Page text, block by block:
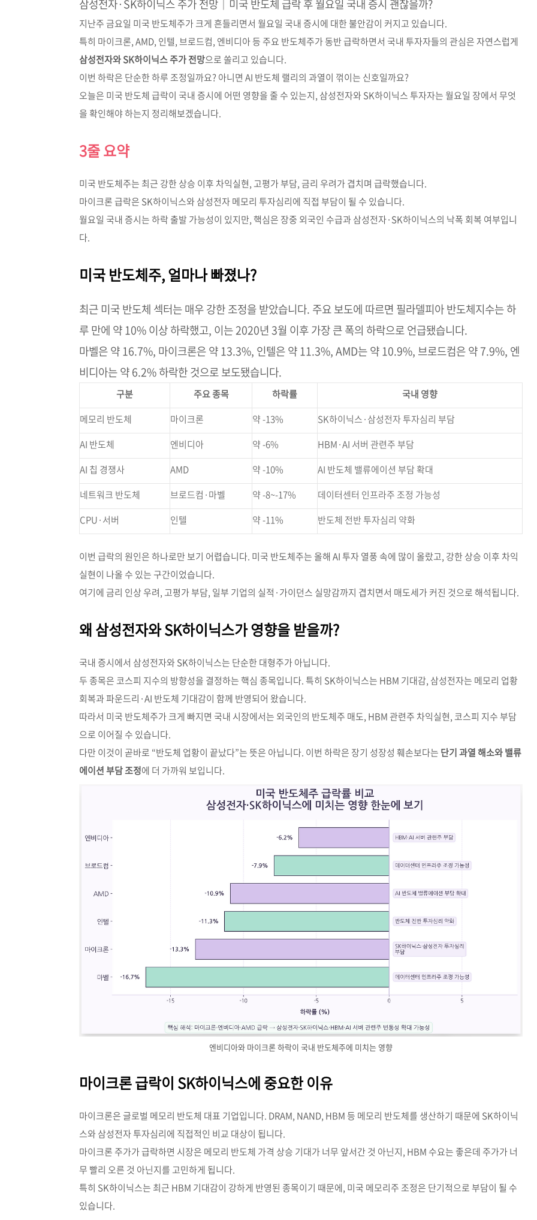
삼성전자·SK하이닉스 주가 전망｜미국 반도체 급락 후 월요일 국내 증시 괜찮을까?
지난주 금요일 미국 반도체주가 크게 흔들리면서 월요일 국내 증시에 대한 불안감이 커지고 있습니다.
특히 마이크론, AMD, 인텔, 브로드컴, 엔비디아 등 주요 반도체주가 동반 급락하면서 국내 투자자들의 관심은 자연스럽게
삼성전자와 SK하이닉스 주가 전망으로 쏠리고 있습니다.
이번 하락은 단순한 하루 조정일까요? 아니면 AI 반도체 랠리의 과열이 꺾이는 신호일까요?
오늘은 미국 반도체 급락이 국내 증시에 어떤 영향을 줄 수 있는지, 삼성전자와 SK하이닉스 투자자는 월요일 장에서 무엇
을 확인해야 하는지 정리해보겠습니다.
3줄 요약
미국 반도체주는 최근 강한 상승 이후 차익실현, 고평가 부담, 금리 우려가 겹치며 급락했습니다.
마이크론 급락은 SK하이닉스와 삼성전자 메모리 투자심리에 직접 부담이 될 수 있습니다.
월요일 국내 증시는 하락 출발 가능성이 있지만, 핵심은 장중 외국인 수급과 삼성전자·SK하이닉스의 낙폭 회복 여부입니
다.
미국 반도체주, 얼마나 빠졌나?
최근 미국 반도체 섹터는 매우 강한 조정을 받았습니다. 주요 보도에 따르면 필라델피아 반도체지수는 하
루 만에 약 10% 이상 하락했고, 이는 2020년 3월 이후 가장 큰 폭의 하락으로 언급됐습니다.
마벨은 약 16.7%, 마이크론은 약 13.3%, 인텔은 약 11.3%, AMD는 약 10.9%, 브로드컴은 약 7.9%, 엔
비디아는 약 6.2% 하락한 것으로 보도됐습니다.
구분 주요 종목 하락률
국내 영향
메모리 반도체
마이크론 약 -13%
SK하이닉스·삼성전자 투자심리 부담
AI 반도체
엔비디아 약 -6%
HBM·AI 서버 관련주 부담
AI 칩 경쟁사
AMD 약 -10%
AI 반도체 밸류에이션 부담 확대
네트워크 반도체
브로드컴·마벨 약 -8~-17%
데이터센터 인프라주 조정 가능성
CPU·서버
인텔 약 -11% 반도체 전반 투자심리 약화
이번 급락의 원인은 하나로만 보기 어렵습니다. 미국 반도체주는 올해 AI 투자 열풍 속에 많이 올랐고, 강한 상승 이후 차익
실현이 나올 수 있는 구간이었습니다.
여기에 금리 인상 우려, 고평가 부담, 일부 기업의 실적·가이던스 실망감까지 겹치면서 매도세가 커진 것으로 해석됩니다.
왜 삼성전자와 SK하이닉스가 영향을 받을까?
국내 증시에서 삼성전자와 SK하이닉스는 단순한 대형주가 아닙니다.
두 종목은 코스피 지수의 방향성을 결정하는 핵심 종목입니다. 특히 SK하이닉스는 HBM 기대감, 삼성전자는 메모리 업황
회복과 파운드리·AI 반도체 기대감이 함께 반영되어 왔습니다.
따라서 미국 반도체주가 크게 빠지면 국내 시장에서는 외국인의 반도체주 매도, HBM 관련주 차익실현, 코스피 지수 부담
으로 이어질 수 있습니다.
다만 이것이 곧바로 “반도체 업황이 끝났다”는 뜻은 아닙니다. 이번 하락은 장기 성장성 훼손보다는 단기 과열 해소와 밸류
에이션 부담 조정에 더 가까워 보입니다.
엔비디아와 마이크론 하락이 국내 반도체주에 미치는 영향
마이크론 급락이 SK하이닉스에 중요한 이유
마이크론은 글로벌 메모리 반도체 대표 기업입니다. DRAM, NAND, HBM 등 메모리 반도체를 생산하기 때문에 SK하이닉
스와 삼성전자 투자심리에 직접적인 비교 대상이 됩니다.
마이크론 주가가 급락하면 시장은 메모리 반도체 가격 상승 기대가 너무 앞서간 것 아닌지, HBM 수요는 좋은데 주가가 너
무 빨리 오른 것 아닌지를 고민하게 됩니다.
특히 SK하이닉스는 최근 HBM 기대감이 강하게 반영된 종목이기 때문에, 미국 메모리주 조정은 단기적으로 부담이 될 수
있습니다.